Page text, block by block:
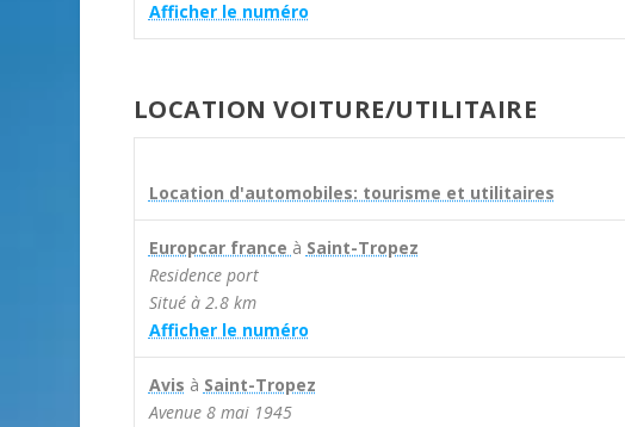
Afficher le numéro
LOCATION VOITURE/UTILITAIRE
Location d'automobiles: tourisme et utilitaires
Europcar france à Saint-Tropez
Residence port
Situé à 2.8 km
Afficher le numéro
Avis à Saint-Tropez
Avenue 8 mai 1945